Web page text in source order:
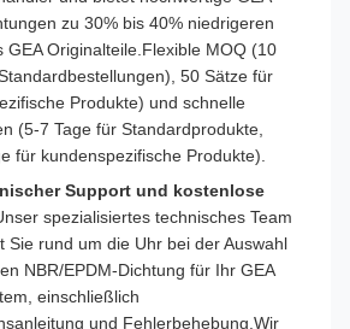
zu 30% bis 40% niedrigeren
GEA Originalteile.Flexible MOQ (10
50 Sätze für
Produkte) und schnelle
(5-7 Tage für Standardprodukte,
für kundenspezifische Produkte).
Support und kostenlose
spezialisiertes technisches Team
Sie rund um die Uhr bei der Auswahl
NBR/EPDM-Dichtung für Ihr GEA
einschließlich
und Fehlerbehebung.Wir